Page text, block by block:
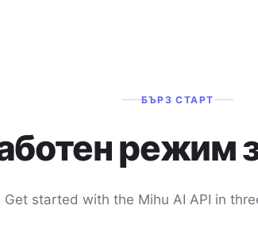
БЪРЗ СТАРТ
режим
Get started with the Mihu AI API in